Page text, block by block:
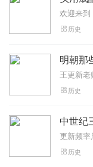
历史
明朝那
历史
历史